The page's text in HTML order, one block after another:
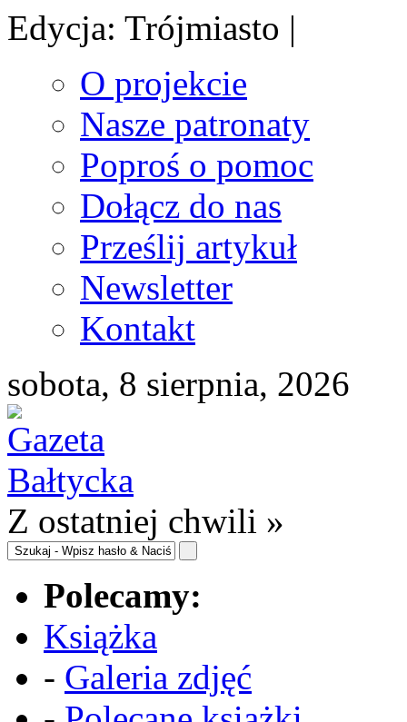
Edycja: Trójmiasto |
O projekcie
Nasze patronaty
Poproś o pomoc
Dołącz do nas
Prześlij artykuł
Newsletter
Kontakt
sobota, 8 sierpnia, 2026
Z ostatniej chwili »
Polecamy:
Książka
- Galeria zdjęć